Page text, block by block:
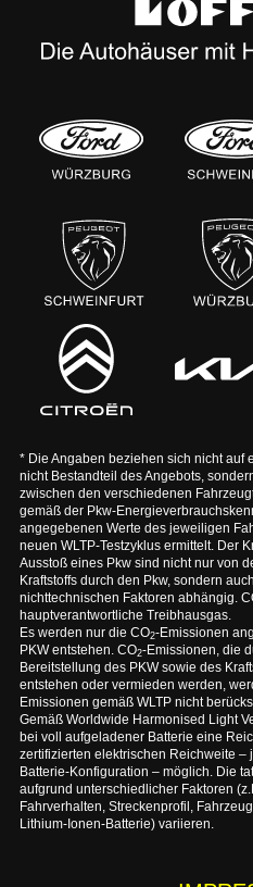
* Die Angaben beziehen sich nicht auf
nicht Bestandteil des Angebots,
zwischen den verschiedenen
gemäß der Pkw-
angegebenen Werte des jeweiligen
neuen WLTP-Testzyklus ermittelt. Der
Ausstoß eines Pkw sind nicht nur von
Kraftstoffs durch den Pkw, sondern
nichttechnischen Faktoren abhängig.
hauptverantwortliche Treibhausgas.
Es werden nur die CO2-Emissionen
PKW entstehen. CO2-Emissionen, die
Bereitstellung des PKW sowie des
entstehen oder vermieden werden,
Emissionen gemäß WLTP nicht
Gemäß Worldwide Harmonised Light
bei voll aufgeladener Batterie eine
zertifizierten elektrischen Reichweite
Batterie-Konfiguration – möglich. Die
aufgrund unterschiedlicher Faktoren
Fahrverhalten, Streckenprofil,
Lithium-Ionen-Batterie) variieren.